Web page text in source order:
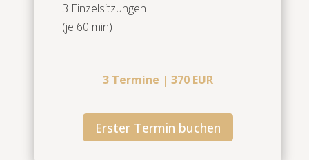
3 Einzelsitzungen
(je 60 min)
3 Termine | 370 EUR
Erster Termin buchen